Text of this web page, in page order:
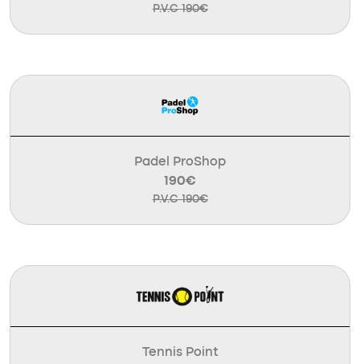
P.V.C 190€
Padel ProShop
190€
P.V.C 190€
Tennis Point